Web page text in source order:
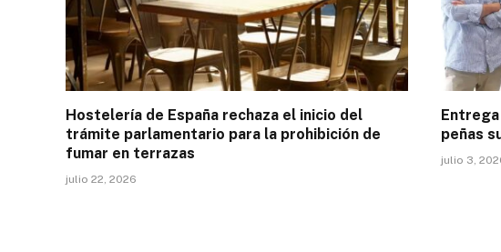
Hostelería de España rechaza el inicio del
trámite parlamentario para la prohibición de
fumar en terrazas
julio 22, 2026
peñas
julio 3,